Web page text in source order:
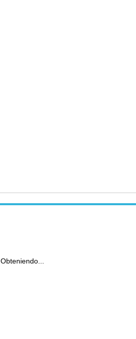
Obteniendo...